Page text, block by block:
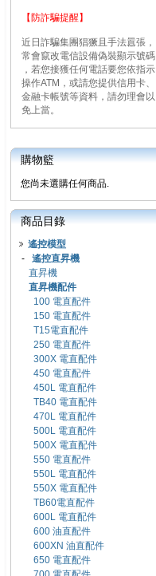
【防詐騙提醒】
近日詐騙集團猖獗且手法囂張，
常會竄改電信設備偽裝顯示號碼
，若您接獲任何電話要您依指示
操作ATM，或請您提供信用卡、
金融卡帳號等資料，請勿理會以
免上當。
購物籃
您尚未選購任何商品.
商品目錄
遙控模型
- 遙控直昇機
直昇機
直昇機配件
100 電直配件
150 電直配件
T15電直配件
250 電直配件
300X 電直配件
450 電直配件
450L 電直配件
TB40 電直配件
470L 電直配件
500L 電直配件
500X 電直配件
550 電直配件
550L 電直配件
550X 電直配件
TB60電直配件
600L 電直配件
600 油直配件
600XN 油直配件
650 電直配件